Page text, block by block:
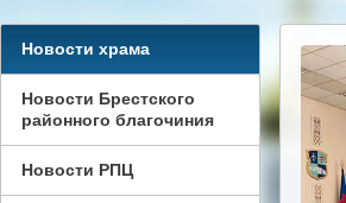
Новости храма
Новости Брестского
районного благочиния
Новости РПЦ